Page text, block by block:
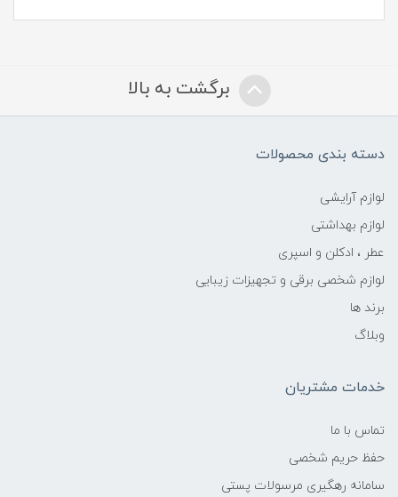
برگشت به بالا
دسته بندی محصولات
لوازم آرایشی
لوازم بهداشتی
عطر ، ادکلن و اسپری
لوازم شخصی برقی و تجهیزات زیبایی
برند ها
وبلاگ
خدمات مشتریان
تماس با ما
حفظ حریم شخصی
سامانه رهگیری مرسولات پستی